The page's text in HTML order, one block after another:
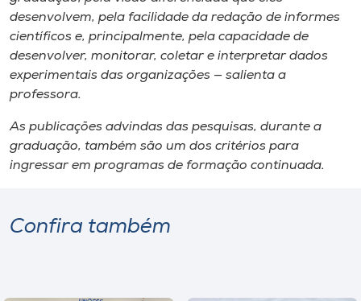
desenvolvem, pela facilidade da redação de informes
científicos e, principalmente, pela capacidade de
desenvolver, monitorar, coletar e interpretar dados
experimentais das organizações — salienta a
professora.
As publicações advindas das pesquisas, durante a
graduação, também são um dos critérios para
ingressar em programas de formação continuada.
Confira também